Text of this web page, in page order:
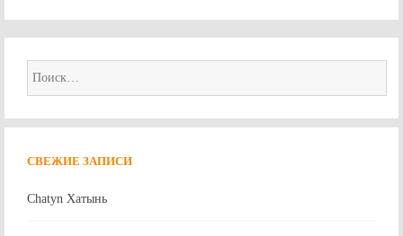
Найти:
СВЕЖИЕ ЗАПИСИ
Chatyn Хатынь